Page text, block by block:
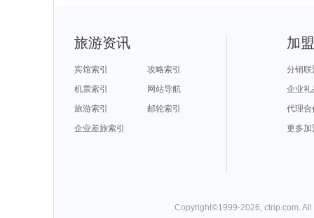
旅游资讯
宾馆索引
攻略索引
机票索引
网站导航
旅游索引
邮轮索引
企业差旅索引
加
分销联
企业礼
代理合
更多加
Copyright©1999-2026 ctrip.com .